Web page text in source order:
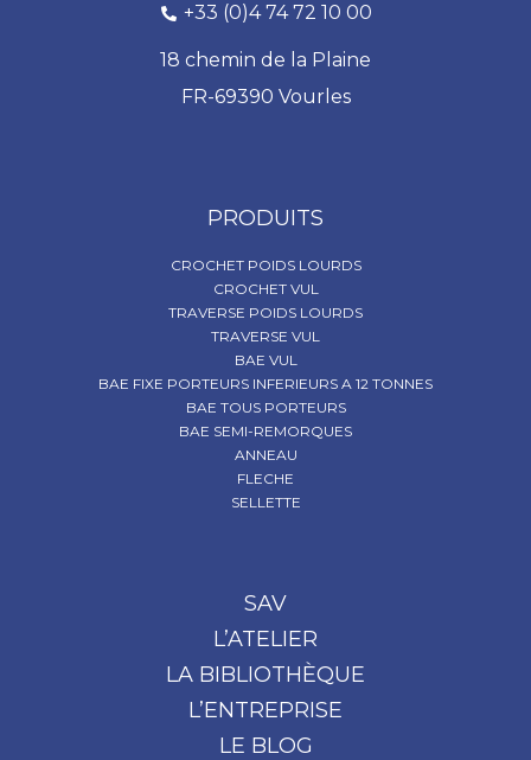
+33 (0)4 74 72 10 00
18 chemin de la Plaine
FR-69390 Vourles
PRODUITS
CROCHET POIDS LOURDS
CROCHET VUL
TRAVERSE POIDS LOURDS
TRAVERSE VUL
BAE VUL
BAE FIXE PORTEURS INFERIEURS A 12 TONNES
BAE TOUS PORTEURS
BAE SEMI-REMORQUES
ANNEAU
FLECHE
SELLETTE
SAV
L’ATELIER
LA BIBLIOTHÈQUE
L’ENTREPRISE
LE BLOG